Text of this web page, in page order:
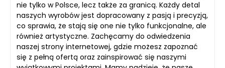
nie tylko w Polsce, lecz także za granicą. Każdy detal
naszych wyrobów jest dopracowany z pasją i precyzją,
co sprawia, że stają się one nie tylko funkcjonalne, ale
również artystyczne. Zachęcamy do odwiedzenia
naszej strony internetowej, gdzie możesz zapoznać
się z pełną ofertą oraz zainspirować się naszymi